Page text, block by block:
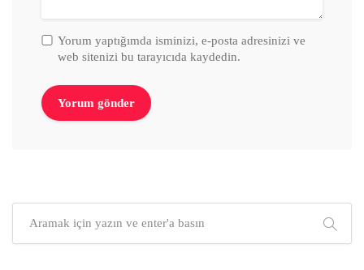
Yorum yaptığımda isminizi, e-posta adresinizi ve
web sitenizi bu tarayıcıda kaydedin.